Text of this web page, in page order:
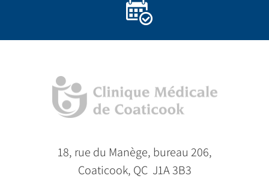
18, rue du Manège, bureau 206,
Coaticook, QC J1A 3B3